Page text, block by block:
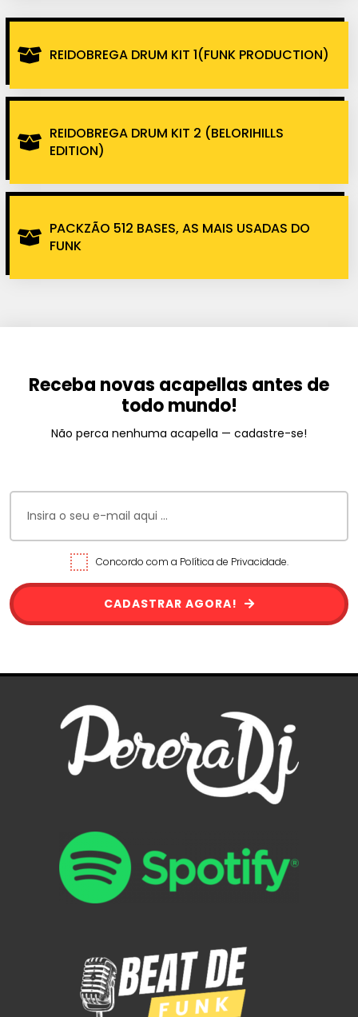
REIDOBREGA DRUM KIT 1(FUNK PRODUCTION)
REIDOBREGA DRUM KIT 2 (BELORIHILLS
EDITION)
PACKZÃO 512 BASES, AS MAIS USADAS DO
FUNK
Receba novas acapellas antes de
todo mundo!
Não perca nenhuma acapella — cadastre-se!
Concordo com a Política de Privacidade.
CADASTRAR AGORA!